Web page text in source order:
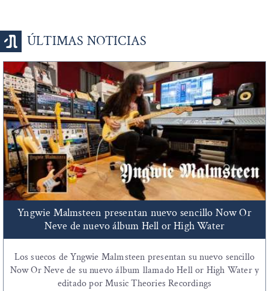
ÚLTIMAS NOTICIAS
Yngwie Malmsteen presentan nuevo sencillo Now Or
Neve de nuevo álbum Hell or High Water
Los suecos de Yngwie Malmsteen presentan su nuevo sencillo
Now Or Neve de su nuevo álbum llamado Hell or High Water y
editado por Music Theories Recordings